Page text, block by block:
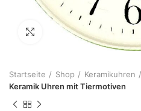
Zum Vergrößern klicken
Startseite Shop Keramikuhren
Keramik Uhren mit Tiermotiven